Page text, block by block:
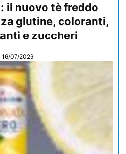
il nuovo tè freddo
glutine, coloranti,
e zuccheri
16/07/2026